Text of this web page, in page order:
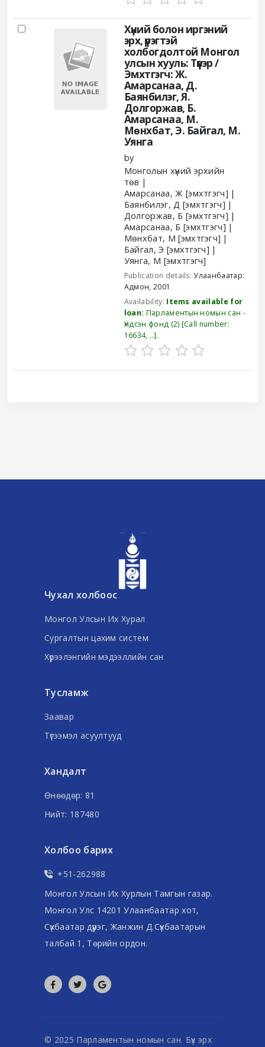
Хүний болон иргэний
эрх, үүрэгтэй
холбогдолтой Монгол
улсын хууль: Түүвэр /
Эмхтгэгч: Ж.
Амарсанаа, Д.
Баянбилэг, Я.
Долгоржав, Б.
Амарсанаа, М.
Мөнхбат, Э. Байгал, М.
Уянга
by
Монголын хүний эрхийн
төв
Амарсанаа, Ж [эмхтгэгч]
Баянбилэг, Д [эмхтгэгч]
Долгоржав, Б [эмхтгэгч]
Амарсанаа, Б [эмхтгэгч]
Мөнхбат, М [эмхтгэгч]
Байгал, Э [эмхтгэгч]
Уянга, М [эмхтгэгч]
Publication details:Улаанбаатар:
Адмон, 2001
Availability: Items available for
loan: Парламентын номын сан -
Үндсэн фонд (2) Call number:
16634, .. .
Чухал холбоос
Монгол Улсын Их Хурал
Сургалтын цахим систем
Хүрээлэнгийн мэдээллийн сан
Тусламж
Заавар
Түгээмэл асуултууд
Хандалт
Өнөөдөр: 81
Нийт: 187480
Холбоо барих
+51-262988
Монгол Улсын Их Хурлын Тамгын газар.
Монгол Улс 14201 Улаанбаатар хот,
Сүхбаатар дүүрэг, Жанжин Д.Сүхбаатарын
талбай 1, Төрийн ордон.
© 2025 Парламентын номын сан. Бүх эрх